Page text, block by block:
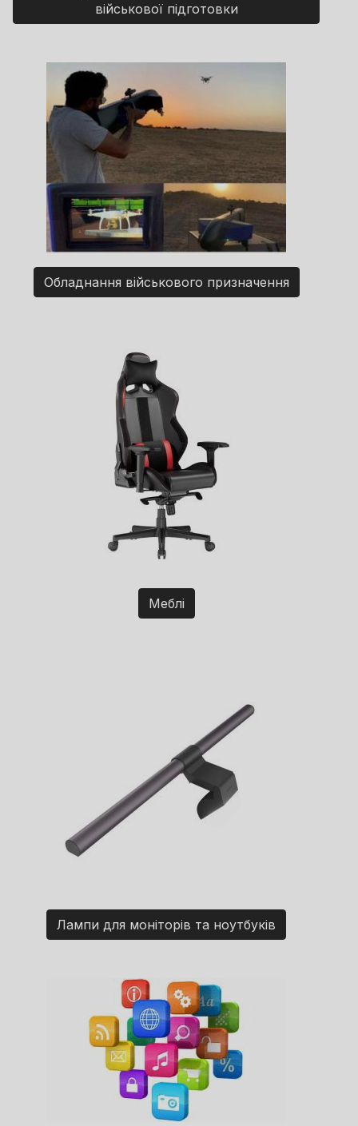
військової підготовки
Обладнання військового призначення
Меблі
Лампи для моніторів та ноутбуків